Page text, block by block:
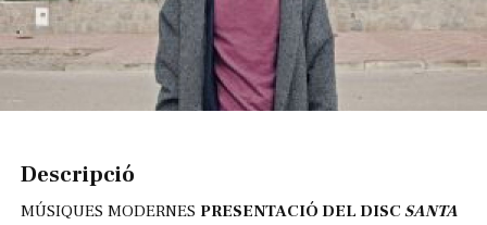
Descripció
MÚSIQUES MODERNES PRESENTACIÓ DEL DISC SANTA